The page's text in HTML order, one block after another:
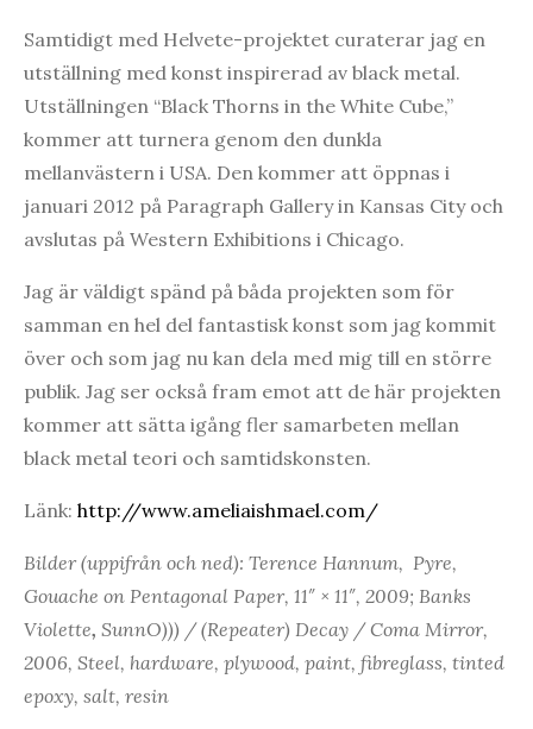
Samtidigt med Helvete-projektet curaterar jag en
utställning med konst inspirerad av black metal.
Utställningen “Black Thorns in the White Cube,”
kommer att turnera genom den dunkla
mellanvästern i USA. Den kommer att öppnas i
januari 2012 på Paragraph Gallery in Kansas City och
avslutas på Western Exhibitions i Chicago.
Jag är väldigt spänd på båda projekten som för
samman en hel del fantastisk konst som jag kommit
över och som jag nu kan dela med mig till en större
publik. Jag ser också fram emot att de här projekten
kommer att sätta igång fler samarbeten mellan
black metal teori och samtidskonsten.
Länk: http://www.ameliaishmael.com/
Bilder (uppifrån och ned): Terence Hannum, Pyre,
Gouache on Pentagonal Paper, 11″ × 11″, 2009; Banks
Violette, SunnO))) / (Repeater) Decay / Coma Mirror,
2006, Steel, hardware, plywood, paint, fibreglass, tinted
epoxy, salt, resin